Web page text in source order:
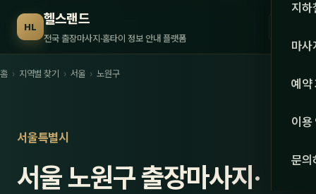
HL 헬스랜드
전국 출장마사지·홈타이 정보 안내 플랫폼 서울
강원·
강원
지하
마사
관리
스
예약
이용
문의
홈 › 지역별 찾기 › 서울 › 노원구
서울특별시
서울 노원구 출장마사지·